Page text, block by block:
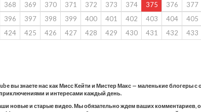
368 369 370 371 372 373 374 375 376 377
396 397 398 399 400 401 402 403 404 405
424 425 426 427 428 429 430 431 432 433
вы знаете нас как Мисс Кейти и Мистер Макс — маленькие блогеры
и интересами каждый день.
новые и старые видео. Мы обязательно ждем ваших комментариев,